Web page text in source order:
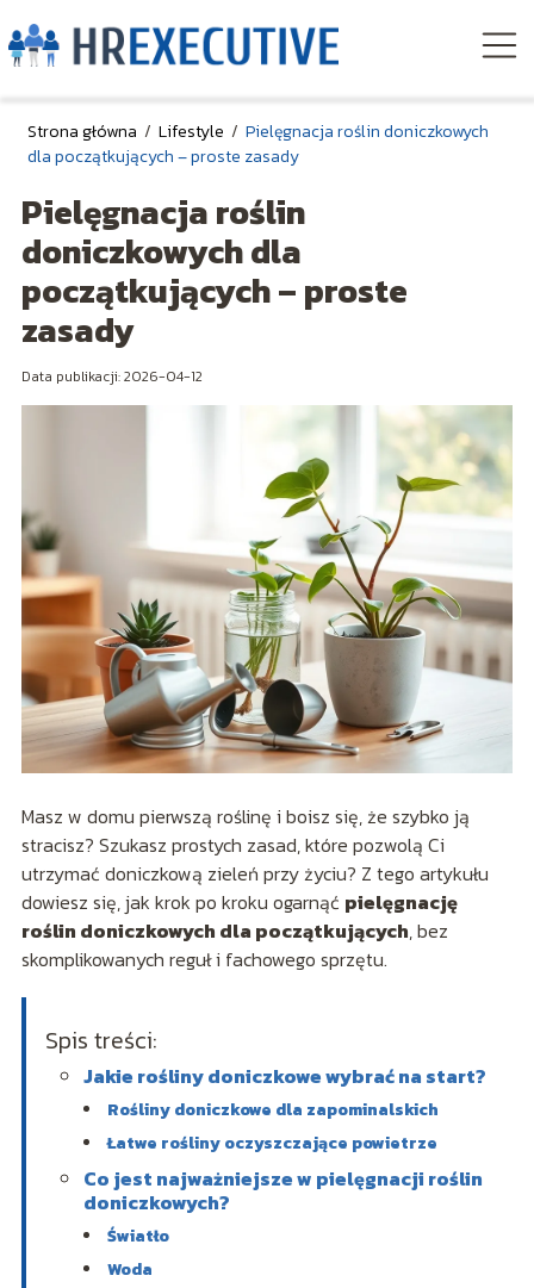
Strona główna / Lifestyle / Pielęgnacja roślin doniczkowych
dla początkujących – proste zasady
Pielęgnacja roślin
doniczkowych dla
początkujących – proste
zasady
Data publikacji: 2026-04-12
Masz w domu pierwszą roślinę i boisz się, że szybko ją
stracisz? Szukasz prostych zasad, które pozwolą Ci
utrzymać doniczkową zieleń przy życiu? Z tego artykułu
dowiesz się, jak krok po kroku ogarnąć pielęgnację
roślin doniczkowych dla początkujących, bez
skomplikowanych reguł i fachowego sprzętu.
Spis treści:
Jakie rośliny doniczkowe wybrać na start?
Rośliny doniczkowe dla zapominalskich
Łatwe rośliny oczyszczające powietrze
Co jest najważniejsze w pielęgnacji roślin
doniczkowych?
Światło
Woda